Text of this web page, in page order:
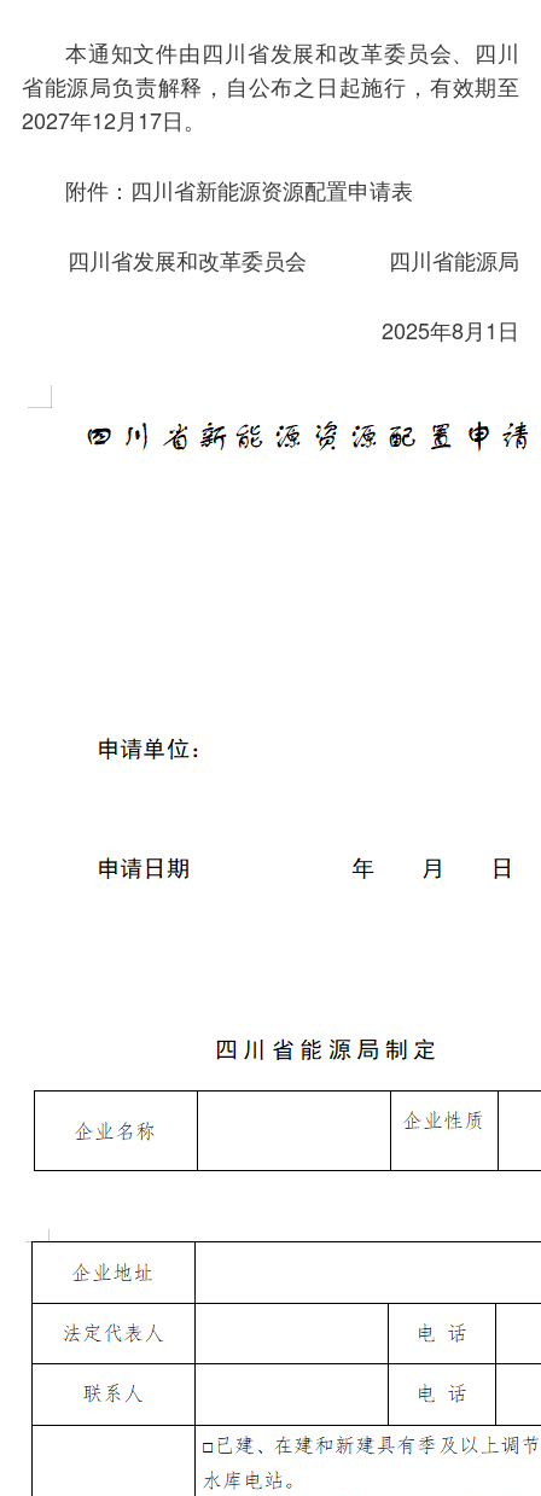
本通知文件由四川省发展和改革委员会、四川
省能源局负责解释，自公布之日起施行，有效期至
2027年12月17日。
附件：四川省新能源资源配置申请表
四川省发展和改革委员会 四川省能源局
2025年8月1日